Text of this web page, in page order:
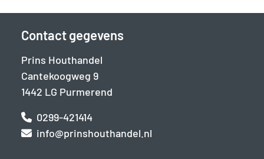
Contact gegevens
Prins Houthandel
Cantekoogweg 9
1442 LG Purmerend
0299-421414
info@prinshouthandel.nl